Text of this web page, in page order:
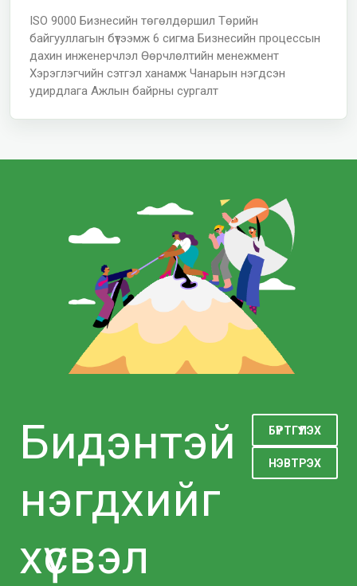
ISO 9000 Бизнесийн төгөлдөршил Төрийн
байгууллагын бүтээмж 6 сигма Бизнесийн процессын
дахин инженерчлэл Өөрчлөлтийн менежмент
Хэрэглэгчийн сэтгэл ханамж Чанарын нэгдсэн
удирдлага Ажлын байрны сургалт
Бидэнтэй
нэгдхийг
хүсвэл
БҮРТГҮҮЛЭХ
НЭВТРЭХ